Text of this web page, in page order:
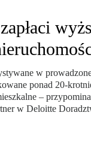
w
ponad 20-
–
w Deloitte